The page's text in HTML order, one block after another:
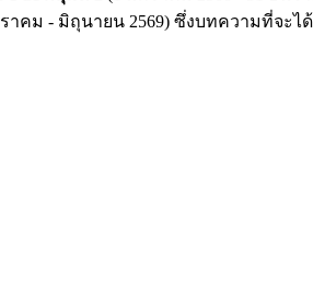
าคม - มิถุนายน 2569) ซึ่งบทความที่จะ